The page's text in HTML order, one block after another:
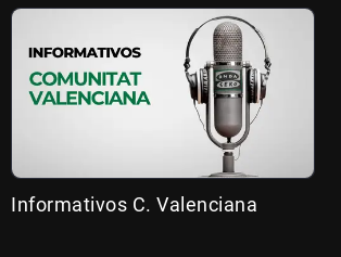
Informativos C. Valenciana